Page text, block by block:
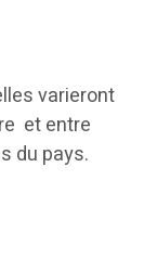
varieront
et entre
du pays.